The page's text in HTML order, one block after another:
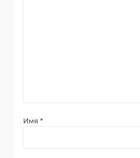
Имя*